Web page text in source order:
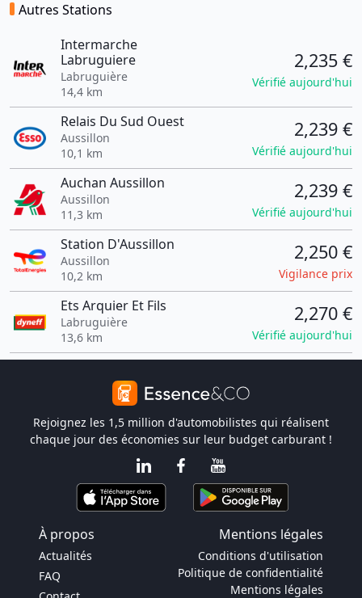
Autres Stations
Intermarche
Labruguiere
Labruguière
14,4 km
2,235 €
Vérifié aujourd'hui
Relais Du Sud Ouest
Aussillon
10,1 km
2,239 €
Vérifié aujourd'hui
Auchan Aussillon
Aussillon
11,3 km
2,239 €
Vérifié aujourd'hui
Station D'Aussillon
Aussillon
10,2 km
2,250 €
Vigilance prix
Ets Arquier Et Fils
Labruguière
13,6 km
2,270 €
Vérifié aujourd'hui
Rejoignez les 1,5 million d'automobilistes qui réalisent
chaque jour des économies sur leur budget carburant !
À propos Mentions légales
Actualités
FAQ
Conditions d'utilisation
Politique de confidentialité
Mentions légales